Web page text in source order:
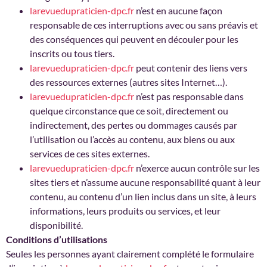
larevuedupraticien-dpc.fr n’est en aucune façon
responsable de ces interruptions avec ou sans préavis et
des conséquences qui peuvent en découler pour les
inscrits ou tous tiers.
larevuedupraticien-dpc.fr peut contenir des liens vers
des ressources externes (autres sites Internet…).
larevuedupraticien-dpc.fr n’est pas responsable dans
quelque circonstance que ce soit, directement ou
indirectement, des pertes ou dommages causés par
l’utilisation ou l’accès au contenu, aux biens ou aux
services de ces sites externes.
larevuedupraticien-dpc.fr n’exerce aucun contrôle sur les
sites tiers et n’assume aucune responsabilité quant à leur
contenu, au contenu d’un lien inclus dans un site, à leurs
informations, leurs produits ou services, et leur
disponibilité.
Conditions d’utilisations
Seules les personnes ayant clairement complété le formulaire